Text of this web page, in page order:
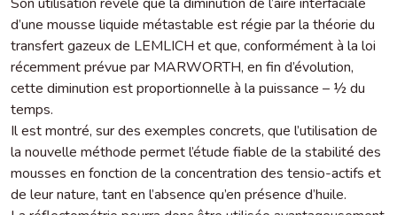
d’une mousse liquide métastable est régie par la théorie du
transfert gazeux de LEMLICH et que, conformément à la loi
récemment prévue par MARWORTH, en fin d’évolution,
cette diminution est proportionnelle à la puissance – ½ du
temps.
Il est montré, sur des exemples concrets, que l’utilisation de
la nouvelle méthode permet l’étude fiable de la stabilité des
mousses en fonction de la concentration des tensio-actifs et
de leur nature, tant en l’absence qu’en présence d’huile.